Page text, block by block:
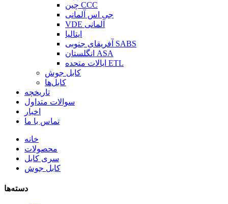
چین CCC
جی اس آلمانی
VDE آلمانی
ایتالیا
آفریقای جنوبی SABS
انگلستان ASA
ایالات متحده ETL
کابل جوش
کابل‌ها
تاریخچه
سوالات متداول
اخبار
تماس با ما
خانه
محصولات
سری کابل
کابل جوش
دسته‌ها